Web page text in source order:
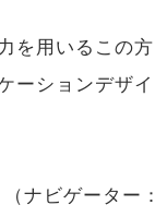
を用いるこの方
ーションデザイ
ナビゲーター：